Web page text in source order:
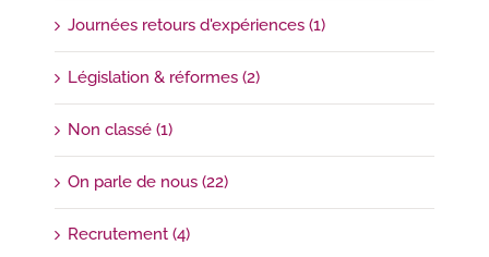
Journées retours d'expériences (1)
Législation & réformes (2)
Non classé (1)
On parle de nous (22)
Recrutement (4)